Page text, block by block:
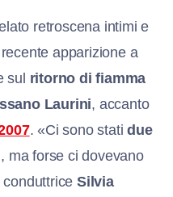
retroscena intimi e
apparizione a
sul ritorno di fiamma
Laurini, accanto
. «Ci sono statidue
ma forse ci dovevano
Silvia